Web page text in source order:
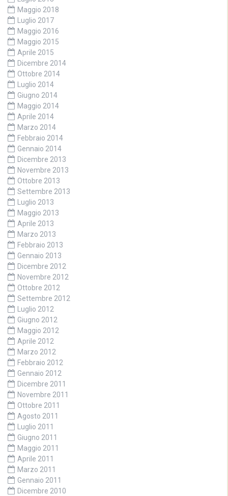
Maggio 2018
Luglio 2017
Maggio 2016
Maggio 2015
Aprile 2015
Dicembre 2014
Ottobre 2014
Luglio 2014
Giugno 2014
Maggio 2014
Aprile 2014
Marzo 2014
Febbraio 2014
Gennaio 2014
Dicembre 2013
Novembre 2013
Ottobre 2013
Settembre 2013
Luglio 2013
Maggio 2013
Aprile 2013
Marzo 2013
Febbraio 2013
Gennaio 2013
Dicembre 2012
Novembre 2012
Ottobre 2012
Settembre 2012
Luglio 2012
Giugno 2012
Maggio 2012
Aprile 2012
Marzo 2012
Febbraio 2012
Gennaio 2012
Dicembre 2011
Novembre 2011
Ottobre 2011
Agosto 2011
Luglio 2011
Giugno 2011
Maggio 2011
Aprile 2011
Marzo 2011
Gennaio 2011
Dicembre 2010